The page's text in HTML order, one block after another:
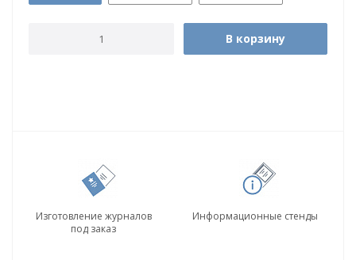
В корзину
Изготовление журналов
под заказ
Информационные стенды